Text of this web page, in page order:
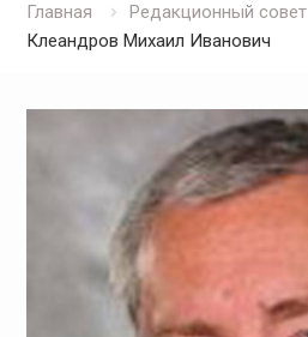
Главная
Редакционный совет
Клеандров Михаил Иванович